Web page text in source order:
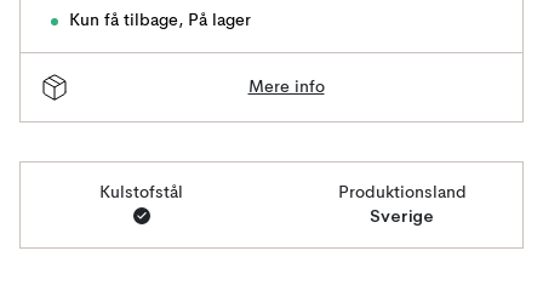
Kun få tilbage, På lager
Mere info
Kulstofstål Produktionsland
Sverige